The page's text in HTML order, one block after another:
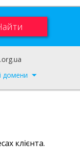
.org.ua
домени
клієнта.